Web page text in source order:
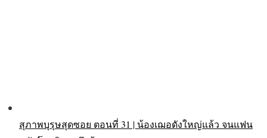
สุภาพบุรุษสุดซอย ตอนที่ 31 | น้องเฌอดังใหญ่แล้ว จนแฟน